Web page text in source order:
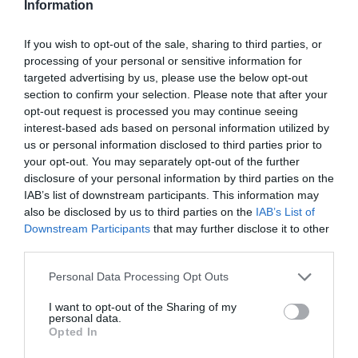
Information
If you wish to opt-out of the sale, sharing to third parties, or
processing of your personal or sensitive information for
targeted advertising by us, please use the below opt-out
section to confirm your selection. Please note that after your
opt-out request is processed you may continue seeing
interest-based ads based on personal information utilized by
us or personal information disclosed to third parties prior to
your opt-out. You may separately opt-out of the further
disclosure of your personal information by third parties on the
IAB’s list of downstream participants. This information may
also be disclosed by us to third parties on the IAB’s List of
Downstream Participants that may further disclose it to other
Please note that this website/app uses one or more Google
not limited to your visit or usage behaviour. You may click to
grant or deny consent to Google and its third-party tags to
use your data for below specified purposes in below Google
Personal Data Processing Opt Outs
I want to opt-out of the Sharing of my
personal data.
Opted In